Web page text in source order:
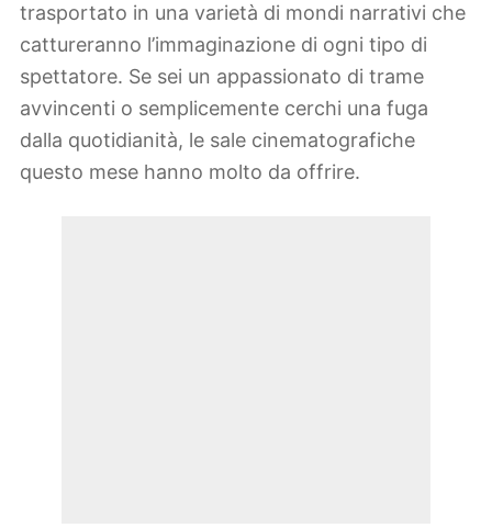
trasportato in una varietà di mondi narrativi che
cattureranno l’immaginazione di ogni tipo di
spettatore. Se sei un appassionato di trame
avvincenti o semplicemente cerchi una fuga
dalla quotidianità, le sale cinematografiche
questo mese hanno molto da offrire.